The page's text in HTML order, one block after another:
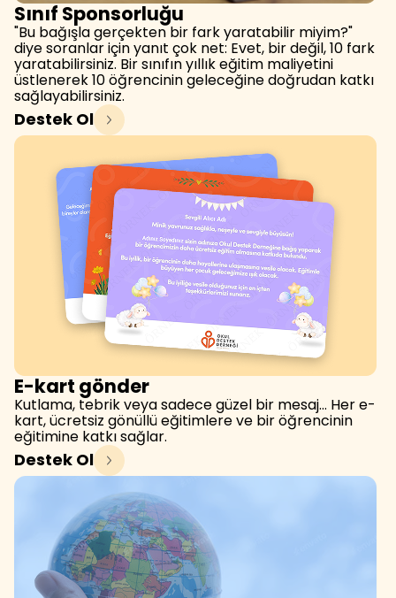
Sınıf Sponsorluğu
"Bu bağışla gerçekten bir fark yaratabilir miyim?"
diye soranlar için yanıt çok net: Evet, bir değil, 10 fark
yaratabilirsiniz. Bir sınıfın yıllık eğitim maliyetini
üstlenerek 10 öğrencinin geleceğine doğrudan katkı
sağlayabilirsiniz.
Destek Ol
E-kart gönder
Kutlama, tebrik veya sadece güzel bir mesaj… Her e-
kart, ücretsiz gönüllü eğitimlere ve bir öğrencinin
eğitimine katkı sağlar.
Destek Ol